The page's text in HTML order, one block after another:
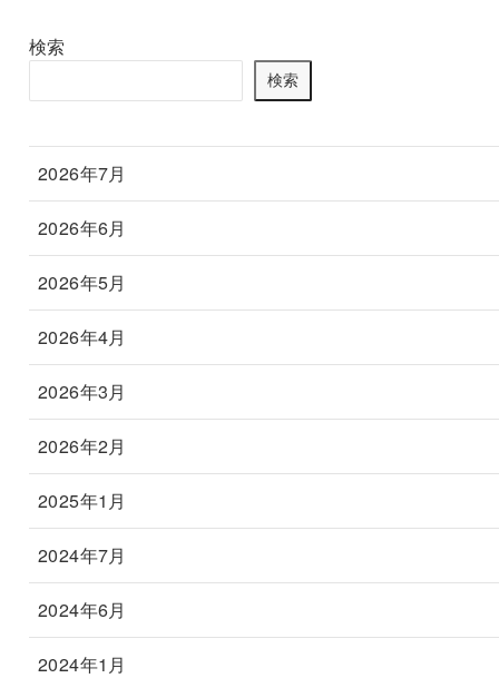
検索
検索
2026年7月
2026年6月
2026年5月
2026年4月
2026年3月
2026年2月
2025年1月
2024年7月
2024年6月
2024年1月